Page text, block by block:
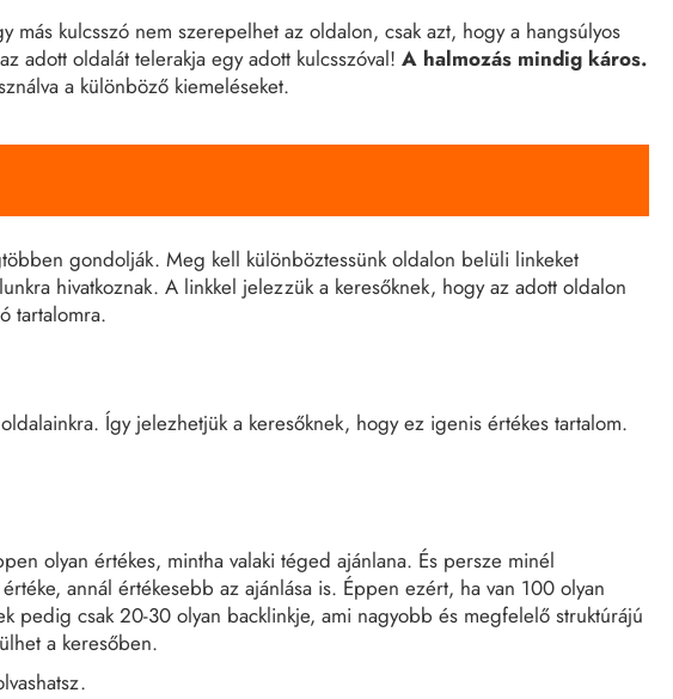
kulcsszó nem szerepelhet az oldalon, csak azt, hogy a hangsúlyos
adott oldalát telerakja egy adott kulcsszóval! A halmozás mindig káros.
a különböző kiemeléseket.
gondolják. Meg kell különböztessünk oldalon belüli linkeket
hivatkoznak. A linkkel jelezzük a keresőknek, hogy az adott oldalon
tartalomra.
Így jelezhetjük a keresőknek, hogy ez igenis értékes tartalom.
olyan értékes, mintha valaki téged ajánlana. És persze minél
annál értékesebb az ajánlása is. Éppen ezért, ha van 100 olyan
pedig csak 20-30 olyan backlinkje, ami nagyobb és megfelelő struktúrájú
a keresőben.